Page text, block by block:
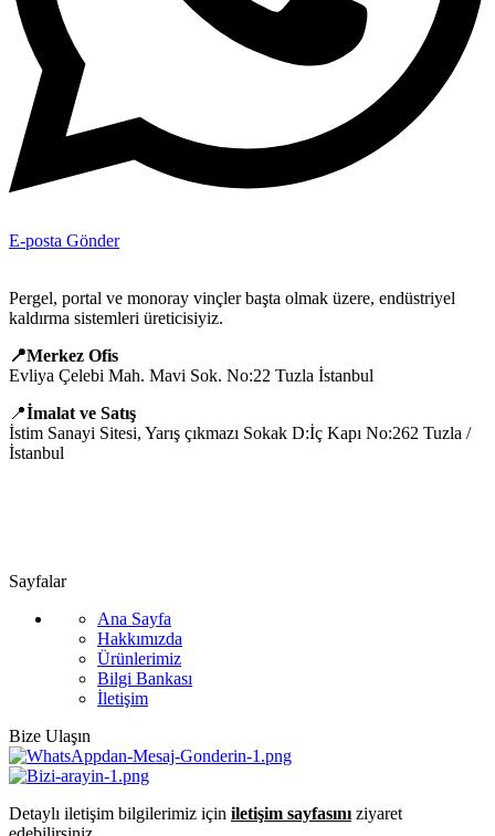
E-posta Gönder
Pergel, portal ve monoray vinçler başta olmak üzere, endüstriyel
kaldırma sistemleri üreticisiyiz.
📍Merkez Ofis
Evliya Çelebi Mah. Mavi Sok. No:22 Tuzla İstanbul
📍İmalat ve Satış
İstim Sanayi Sitesi, Yarış çıkmazı Sokak D:İç Kapı No:262 Tuzla /
İstanbul
Sayfalar
Ana Sayfa
Hakkımızda
Ürünlerimiz
Bilgi Bankası
İletişim
Bize Ulaşın
Detaylı iletişim bilgilerimiz için iletişim sayfasını ziyaret